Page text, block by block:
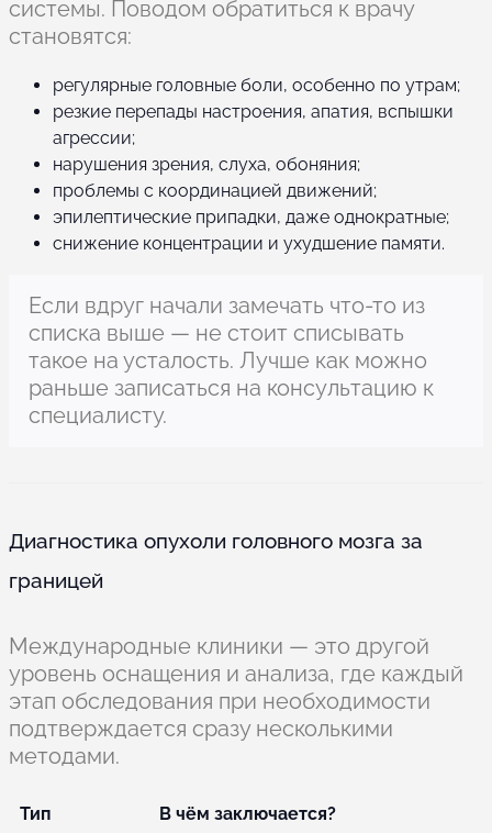
системы. Поводом обратиться к врачу
становятся:
регулярные головные боли, особенно по утрам;
резкие перепады настроения, апатия, вспышки
агрессии;
нарушения зрения, слуха, обоняния;
проблемы с координацией движений;
эпилептические припадки, даже однократные;
снижение концентрации и ухудшение памяти.
Если вдруг начали замечать что-то из
списка выше — не стоит списывать
такое на усталость. Лучше как можно
раньше записаться на консультацию к
специалисту.
Диагностика опухоли головного мозга за
границей
Международные клиники — это другой
уровень оснащения и анализа, где каждый
этап обследования при необходимости
подтверждается сразу несколькими
методами.
Тип В чём заключается?